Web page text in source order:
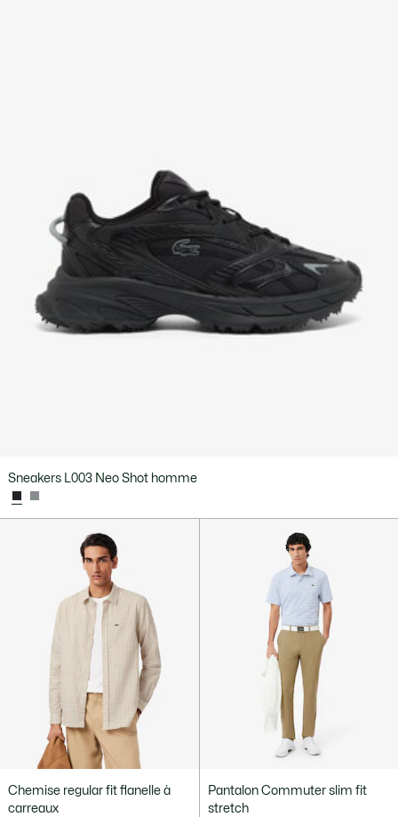
Sneakers L003 Neo Shot homme
Chemise regular fit flanelle à
carreaux
Pantalon Commuter slim fit
stretch